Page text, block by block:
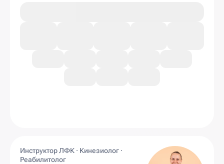
Инструктор ЛФК · Кинезиолог ·
Реабилитолог